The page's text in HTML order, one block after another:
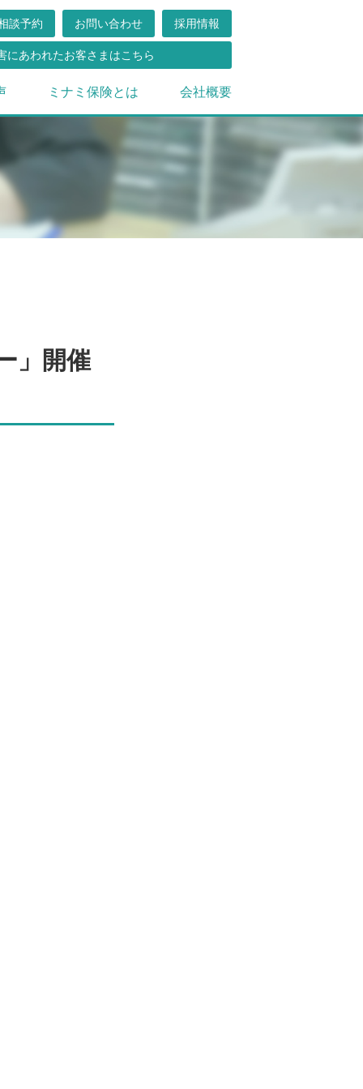
談予約 お問い合わせ 採用情報
にあわれたお客さまはこちら
ミナミ保険とは 会社概要
」開催